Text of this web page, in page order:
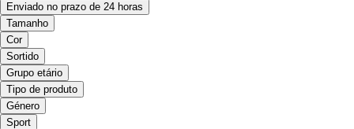
Enviado no prazo de 24 horas
Tamanho
Cor
Sortido
Grupo etário
Tipo de produto
Género
Sport